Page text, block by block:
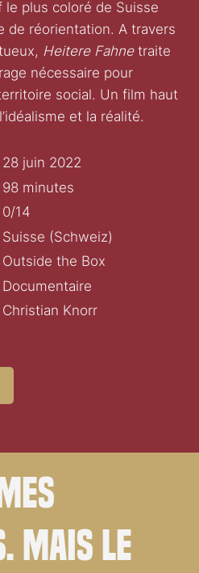
plus coloré de Suisse
de réorientation. A travers
Heitere Fahnetraite
nécessaire pour
social. Un film haut
et la réalité.
28 juin 2022
98 minutes
0/14
Suisse (Schweiz)
Outside the Box
Documentaire
Christian Knorr
Mais le